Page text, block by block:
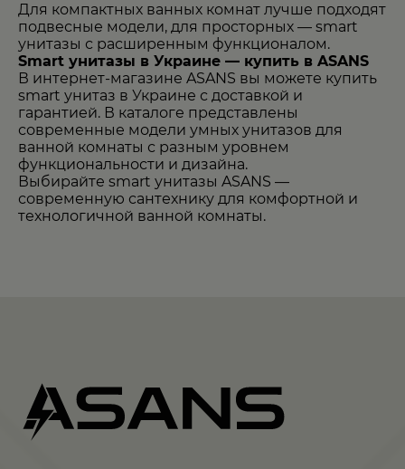
Для компактных ванных комнат лучше подходят
подвесные модели, для просторных — smart
унитазы с расширенным функционалом.
Smart унитазы в Украине — купить в ASANS
В интернет-магазине ASANS вы можете купить
smart унитаз в Украине с доставкой и
гарантией. В каталоге представлены
современные модели умных унитазов для
ванной комнаты с разным уровнем
функциональности и дизайна.
Выбирайте smart унитазы ASANS —
современную сантехнику для комфортной и
технологичной ванной комнаты.